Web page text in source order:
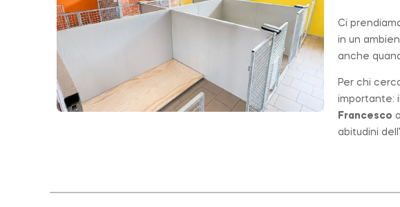
Ci
in un
anche
Per chi
importante:
Francesco
abitudini